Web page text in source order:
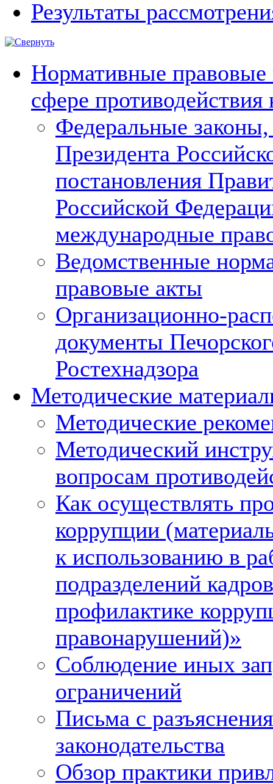
Результаты
Нормативные
сфере противодействия
Федеральные
Президента
постановления
Российской
международные
Ведомственные
правовые акты
Организационно-
документы
Ростехнадзора
Методические
Методические
Методический
вопросам
Как осуществлять
коррупции
к использованию в
подразделений
профилактике
правонарушений)»
Соблюдение иных
ограничений
Письма с
законодательства
Обзор практики